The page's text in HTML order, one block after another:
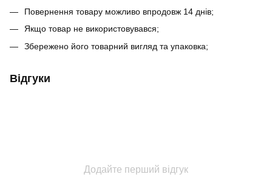
Повернення товару можливо впродовж 14 днів;
Якщо товар не використовувався;
Збережено його товарний вигляд та упаковка;
Відгуки
Додайте перший відгук